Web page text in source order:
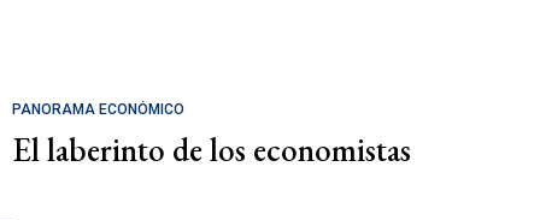
PANORAMA ECONÓMICO
El laberinto de los economistas